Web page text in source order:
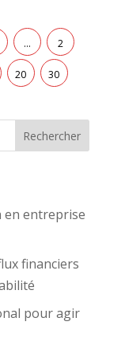
… 2
20 30
Rechercher
en entreprise
financiers
pour agir